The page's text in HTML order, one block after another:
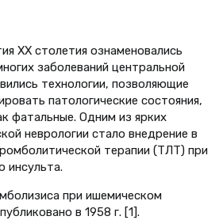
XX столетия ознаменовались
заболеваний центральной
технологии, позволяющие
патологические состояния,
фатальные. Одним из ярких
неврологии стало внедрение в
терапии (ТЛТ) при
инсульта.
при ишемическом
в 1958 г. [1].